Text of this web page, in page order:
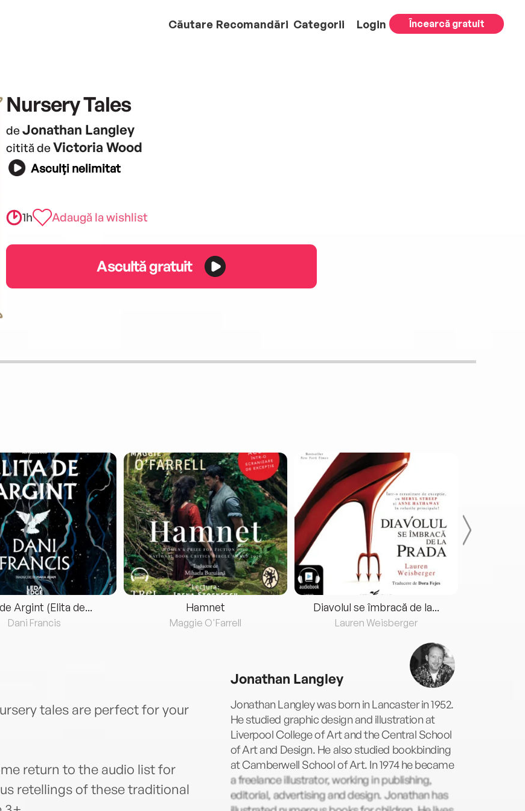
Căutare Recomandări Categorii Login Încearcă gratuit
Nursery Tales
de Jonathan Langley
citită de Victoria Wood
Asculți nelimitat
1h Adaugă la wishlist
Ascultă gratuit
Argint (Elita de...
Dani Francis
Hamnet
Maggie O'Farrell
Diavolul se îmbracă de la...
Lauren Weisberger
tales are perfect for your
return to the audio list for
retellings of these traditional
Jonathan Langley
Jonathan Langley was born in Lancaster in 1952.
He studied graphic design and illustration at
Liverpool College of Art and the Central School
of Art and Design. He also studied bookbinding
at Camberwell School of Art. In 1974 he became
a freelance illustrator, working in publishing,
editorial, advertising and design. Jonathan has